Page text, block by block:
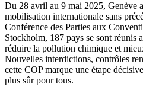
Du 28 avril au 9 mai 2025, Genève
mobilisation internationale sans
Conférence des Parties aux
Stockholm, 187 pays se sont réunis
réduire la pollution chimique et
Nouvelles interdictions, contrôles
cette COP marque une étape
plus sûr pour tous.